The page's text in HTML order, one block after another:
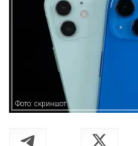
Фото: скриншот